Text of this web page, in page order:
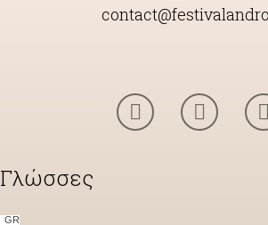
Γλώσσες
GR